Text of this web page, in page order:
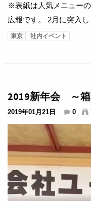
※表紙は人気メニューの酸菜魚！ こんにち
広報です。 2月に突入しましたね。皆さん如何お過ごしでしょ
うか？ 社内は中国の旧
内も中国人社員が多く
東京 社内イベント
2019新年会 ～箱
2019年01月21日 0